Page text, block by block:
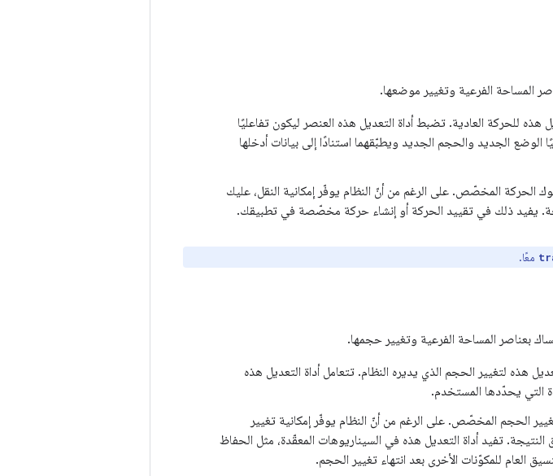
المساحة الفرعية وتغيير موضعها.
هذه للحركة العادية. تضبط أداة التعديل هذه العنصر ليكون تفاعليًا
الجديد والحجم الجديد ويطبّقهما استنادًا إلى بيانات أدخلها
الحركة المخصّص. على الرغم من أنّ النظام يوفّر إمكانية النقل، عليك
يفيد ذلك في تقييد الحركة أو إنشاء حركة مخصّصة في تطبيقك.
معًا.
بعناصر المساحة الفرعية وتغيير حجمها.
هذه لتغيير الحجم الذي يديره النظام. تتعامل أداة التعديل هذه
التي يحدّدها المستخدم.
الحجم المخصّص. على الرغم من أنّ النظام يوفّر إمكانية تغيير
النتيجة. تفيد أداة التعديل هذه في السيناريوهات المعقّدة، مثل الحفاظ
العام للمكوّنات الأخرى بعد انتهاء تغيير الحجم.